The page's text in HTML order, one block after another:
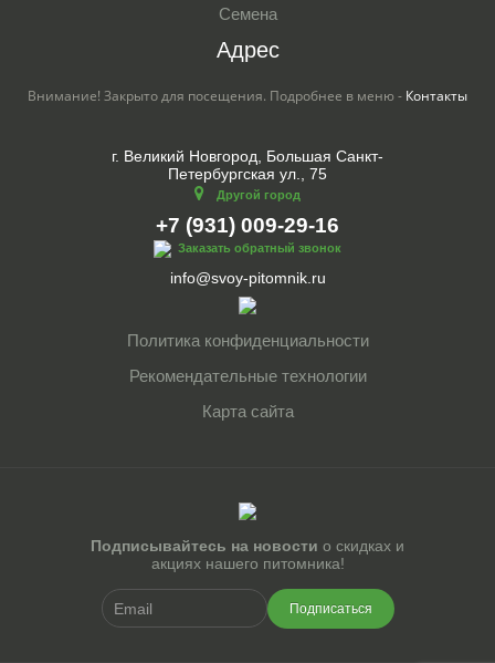
Семена
Адрес
Внимание! Закрыто для посещения. Подробнее в меню - Контакты
г. Великий Новгород, Большая Санкт-
Петербургская ул., 75
Другой город
+7 (931) 009-29-16
Заказать обратный звонок
info@svoy-pitomnik.ru
Политика конфиденциальности
Рекомендательные технологии
Карта сайта
Подписывайтесь на новости о скидках и
акциях нашего питомника!
Подписаться